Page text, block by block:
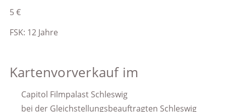
5 €
FSK: 12 Jahre
Kartenvorverkauf im
Capitol Filmpalast Schleswig
bei der Gleichstellungsbeauftragten Schleswig